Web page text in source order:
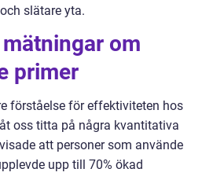
slätare yta.
om
primer
förståelse för effektiviteten hos
oss titta på några kvantitativa
att personer som använde
upp till 70% ökad